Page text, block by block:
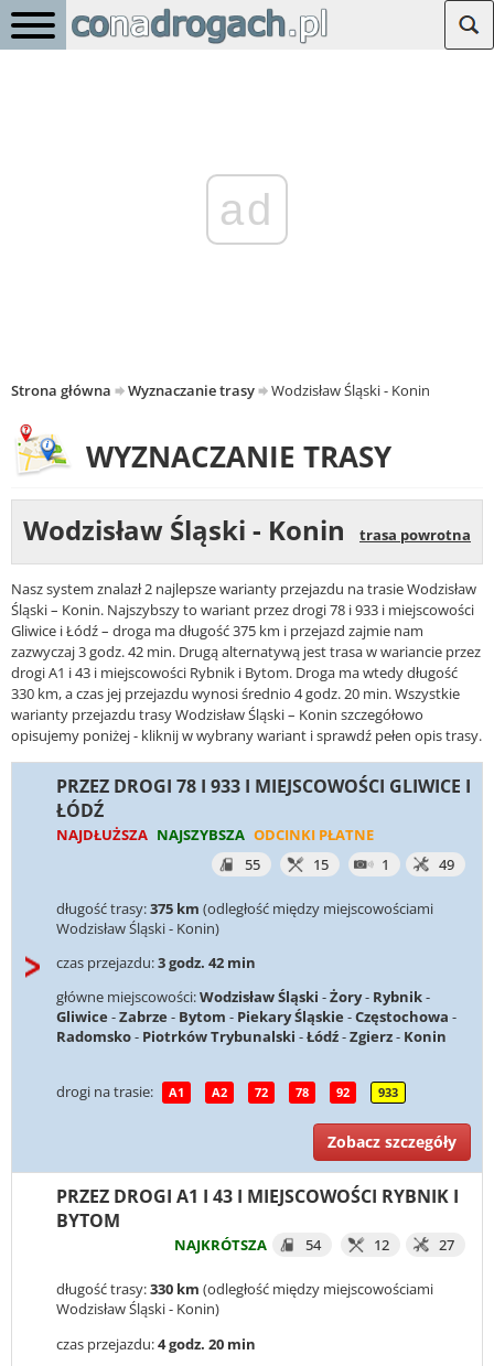
ad
Strona główna Wyznaczanie trasy Wodzisław Śląski - Konin
WYZNACZANIE TRASY
Wodzisław Śląski - Konin trasa powrotna
Nasz system znalazł 2 najlepsze warianty przejazdu na trasie Wodzisław
Śląski – Konin. Najszybszy to wariant przez drogi 78 i 933 i miejscowości
Gliwice i Łódź – droga ma długość 375 km i przejazd zajmie nam
zazwyczaj 3 godz. 42 min. Drugą alternatywą jest trasa w wariancie przez
drogi A1 i 43 i miejscowości Rybnik i Bytom. Droga ma wtedy długość
330 km, a czas jej przejazdu wynosi średnio 4 godz. 20 min. Wszystkie
warianty przejazdu trasy Wodzisław Śląski – Konin szczegółowo
opisujemy poniżej - kliknij w wybrany wariant i sprawdź pełen opis trasy.
PRZEZ DROGI 78 I 933 I MIEJSCOWOŚCI GLIWICE I
ŁÓDŹ
NAJDŁUŻSZA NAJSZYBSZA ODCINKI PŁATNE
55
15 1 49
długość trasy:375 km (odległość między miejscowościami
Wodzisław Śląski - Konin)
czas przejazdu:3 godz. 42 min
główne miejscowości:Wodzisław Śląski -Żory- Rybnik-
Gliwice -Zabrze - Bytom - Piekary Śląskie -Częstochowa -
Radomsko- Piotrków Trybunalski -Łódź-Zgierz- Konin
drogi na trasie: A1 A2 72 78 92 933
Zobacz szczegóły
PRZEZ DROGI A1 I 43 I MIEJSCOWOŚCI RYBNIK I
BYTOM
NAJKRÓTSZA 54 12 27
długość trasy:330 km (odległość między miejscowościami
Wodzisław Śląski - Konin)
czas przejazdu:4 godz. 20 min